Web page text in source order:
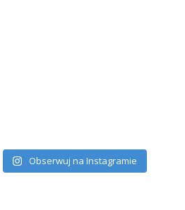
Obserwuj na Instagramie